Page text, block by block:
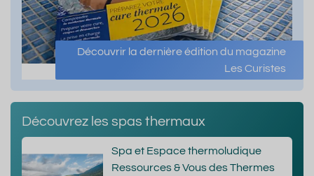
Découvrir la dernière édition du magazine
Les Curistes
Découvrez les spas thermaux
Spa et Espace thermoludique
Ressources & Vous des Thermes